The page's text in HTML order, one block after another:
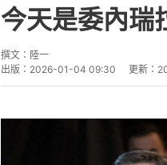
今天是委內
撰文： 陸一
出版： 2026-01-04 09:30 更新：